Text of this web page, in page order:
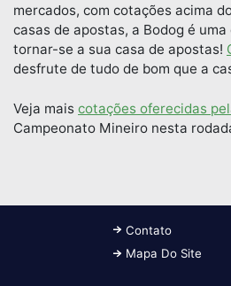
mercados, com cotações acima
casas de apostas, a Bodog é
tornar-se a sua casa de apostas!
desfrute de tudo de bom que a
Veja mais cotações oferecidas
Campeonato Mineiro nesta
Contato
Mapa Do Site